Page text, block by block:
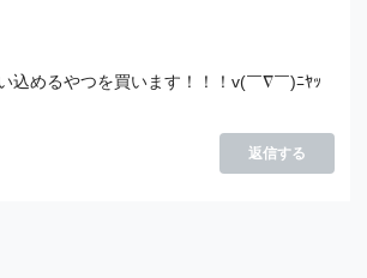
込めるやつを買います！！！v(￣∇￣)ﾆﾔｯ
返信する